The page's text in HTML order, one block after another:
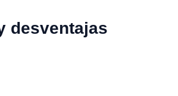
desventajas